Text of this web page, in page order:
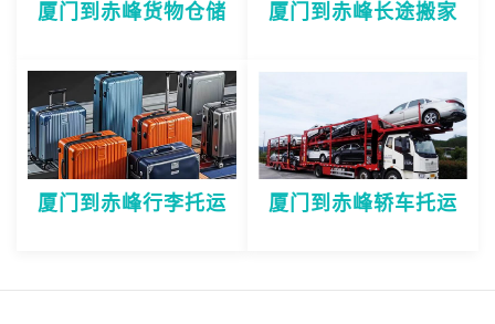
厦门到赤峰货物仓储 厦门到赤峰长途搬家
厦门到赤峰行李托运 厦门到赤峰轿车托运